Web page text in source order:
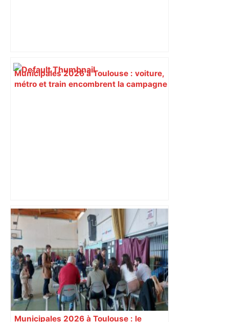
Municipales 2026 à Toulouse : voiture,
métro et train encombrent la campagne
Espoirs fédéraux (1/2 finale) : le TOEC-
TOAC-FCT s'offre une finale au bout du
suspense – ladepeche.fr
Municipales 2026 à Toulouse : le